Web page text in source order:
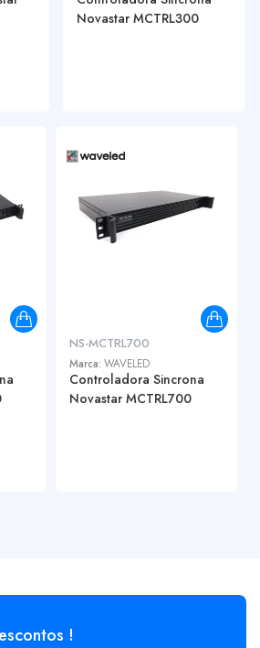
Novastar MCTRL300
NS-MCTRL700
Marca: WAVELED
Controladora Sincrona
Novastar MCTRL700
!